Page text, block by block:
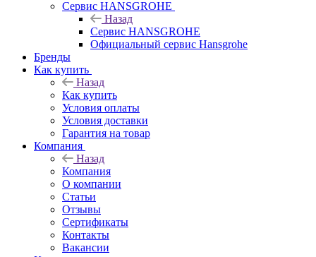
Сервис HANSGROHE
Назад
Сервис HANSGROHE
Официальный сервис Hansgrohe
Бренды
Как купить
Назад
Как купить
Условия оплаты
Условия доставки
Гарантия на товар
Компания
Назад
Компания
О компании
Статьи
Отзывы
Сертификаты
Контакты
Вакансии